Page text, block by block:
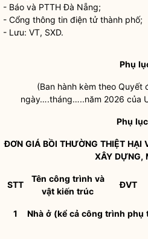
- Báo và PTTH Đà Nẵng;
- Cổng thông tin điện tử thành phố;
- Lưu: VT, SXD.
Phụ
(Ban hành kèm theo
ngày….tháng…..năm 2026 của
Phụ lục
ĐƠN GIÁ BỒI THƯỜNG THIỆT HẠI
XÂY DỰNG,
STT
Tên công trình và
vật kiến trúc
ĐVT
1 Nhà ở (kể cả công trình phụ